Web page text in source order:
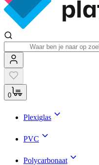
0
Plexiglas
PVC
Polycarbonaat